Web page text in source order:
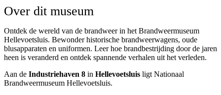
Over dit museum
Ontdek de wereld van de brandweer in het Brandweermuseum
Hellevoetsluis. Bewonder historische brandweerwagens, oude
blusapparaten en uniformen. Leer hoe brandbestrijding door de jaren
heen is veranderd en ontdek spannende verhalen uit het verleden.
Aan de Industriehaven 8 in Hellevoetsluis ligt Nationaal
Brandweermuseum Hellevoetsluis.